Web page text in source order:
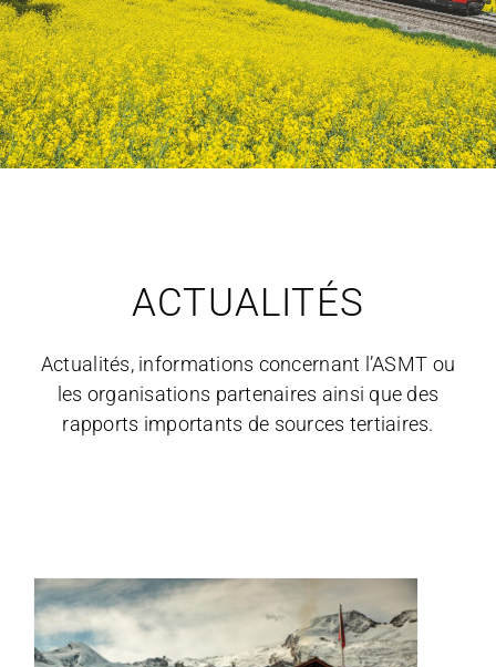
ACTUALITÉS
Actualités, informations concernant l’ASMT ou
les organisations partenaires ainsi que des
rapports importants de sources tertiaires.